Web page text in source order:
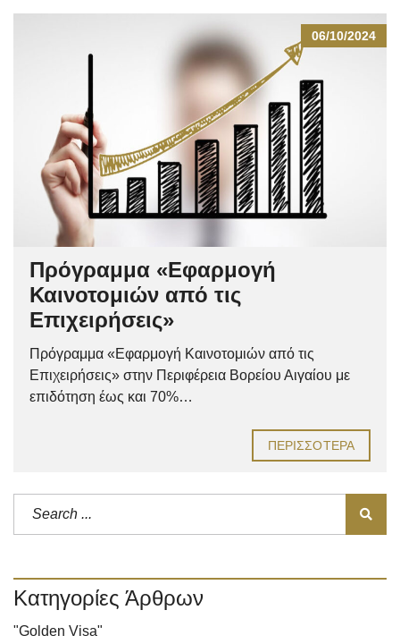
06/10/2024
Πρόγραμμα «Εφαρμογή
Καινοτομιών από τις
Επιχειρήσεις»
Πρόγραμμα «Εφαρμογή Καινοτομιών από τις
Επιχειρήσεις» στην Περιφέρεια Βορείου Αιγαίου με
επιδότηση έως και 70%…
ΠΕΡΙΣΣΌΤΕΡΑ
Κατηγορίες Άρθρων
"Golden Visa"